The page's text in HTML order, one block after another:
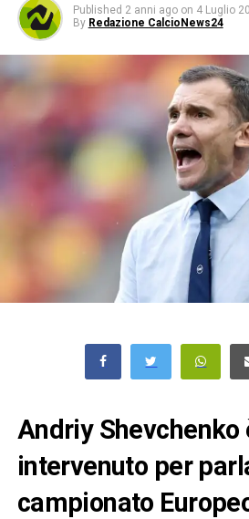
Published 2 anni ago on 4 Luglio
By Redazione CalcioNews24
Andriy Shevchenko
intervenuto per
campionato